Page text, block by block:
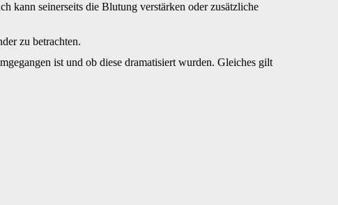
kann seinerseits die Blutung verstärken oder zusätzliche
zu betrachten.
ist und ob diese dramatisiert wurden. Gleiches gilt